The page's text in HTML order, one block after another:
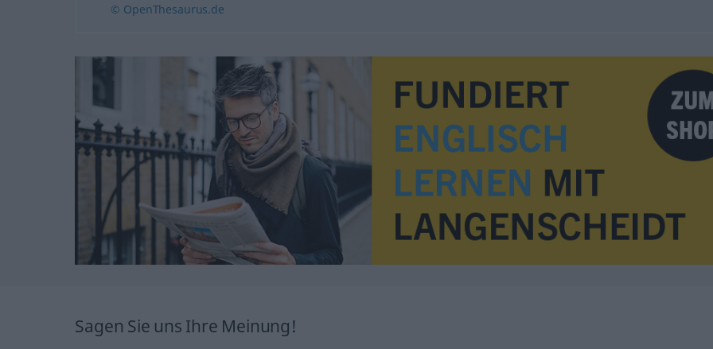
© OpenThesaurus.de
Sagen Sie uns Ihre Meinung!